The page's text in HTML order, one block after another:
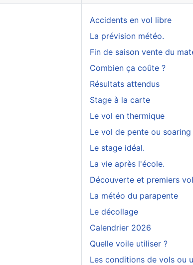
Accidents en vol libre
La prévision météo.
Fin de saison vente du
Combien ça coûte ?
Résultats attendus
Stage à la carte
Le vol en thermique
Le vol de pente ou soaring
Le stage idéal.
La vie après l'école.
Découverte et premiers
La météo du parapente
Le décollage
Calendrier 2026
Quelle voile utiliser ?
Les conditions de vols ou